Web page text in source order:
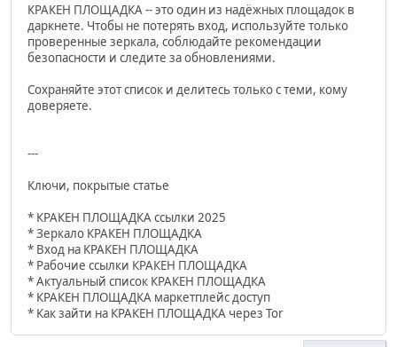
КРАКЕН ПЛОЩАДКА -- это один из надёжных площадок в
даркнете. Чтобы не потерять вход, используйте только
проверенные зеркала, соблюдайте рекомендации
безопасности и следите за обновлениями.
Сохраняйте этот список и делитесь только с теми, кому
доверяете.
---
Ключи, покрытые статье
* КРАКЕН ПЛОЩАДКА ссылки 2025
* Зеркало КРАКЕН ПЛОЩАДКА
* Вход на КРАКЕН ПЛОЩАДКА
* Рабочие ссылки КРАКЕН ПЛОЩАДКА
* Актуальный список КРАКЕН ПЛОЩАДКА
* КРАКЕН ПЛОЩАДКА маркетплейс доступ
* Как зайти на КРАКЕН ПЛОЩАДКА через Tor